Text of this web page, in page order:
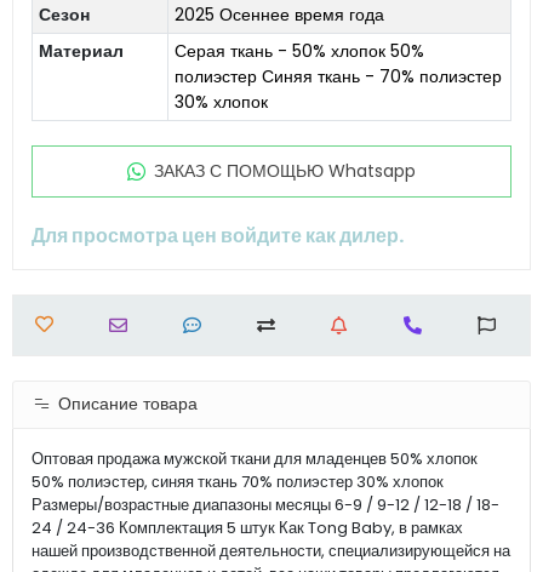
Сезон
2025 Осеннее время года
Материал
Серая ткань - 50% хлопок 50%
полиэстер Синяя ткань - 70% полиэстер
30% хлопок
ЗАКАЗ С ПОМОЩЬЮ Whatsapp
Для просмотра цен войдите как дилер.
Описание товара
Оптовая продажа мужской ткани для младенцев 50% хлопок
50% полиэстер, синяя ткань 70% полиэстер 30% хлопок
Размеры/возрастные диапазоны месяцы 6-9 / 9-12 / 12-18 / 18-
24 / 24-36 Комплектация 5 штук Как Tong Baby, в рамках
нашей производственной деятельности, специализирующейся на